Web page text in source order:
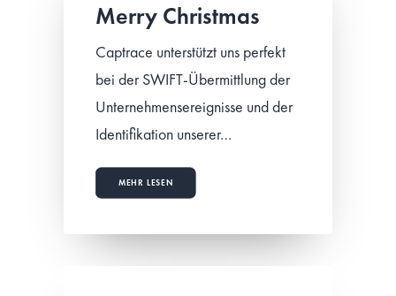
Merry Christmas
Captrace unterstützt uns perfekt
bei der SWIFT-Übermittlung der
Unternehmensereignisse und der
Identifikation unserer…
MEHR LESEN